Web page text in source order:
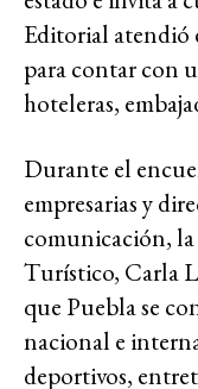
Editorial atendió
para contar con
hoteleras,
Durante el
empresarias y
comunicación,
Turístico, Carla
que Puebla se
nacional e
deportivos,